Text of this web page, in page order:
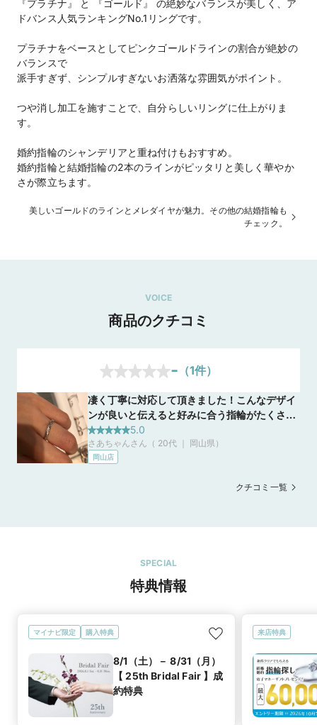
『プラチナ』 と 『ゴールド』 の絶妙なバランスが美しく、ア
ドバンス人気ランキングNo.1リングです。
プラチナをベースとしてピンクゴールドラインの割合が絶妙の
バランスで
派手すぎず、シンプルすぎないお洒落な雰囲気がポイント。
つや消し加工を施すことで、自分らしいリングに仕上がりま
す。
婚約指輪のシャンデリアと重ね付けもおすすめ。
婚約指輪と結婚指輪の2本のラインがピッタリと美しく華やか
さが際立ちます。
美しいゴールドのラインとメレダイヤが魅力。その他の結婚指輪も
チェック。
VOICE
商品のクチコミ
- （1件）
凄く丁寧に対応して頂きました！こんなデザイ
ンが良いと伝えると好みに合う指輪がたくさん
でてきて目移りしました！主人は私とは違って
シンプルなデザインが良いと伝えると私も主人
も気にいるようなシンプルな上にペア感もある
5.0
さあちゃんさん（ 20代 ｜ 岡山県）
岡山店
クチコミ一覧
SPECIAL
特典情報
マイナビ限定 購入特典
8/1（土）－ 8/31（月）
【 25th Bridal Fair 】成
約特典
来店特典